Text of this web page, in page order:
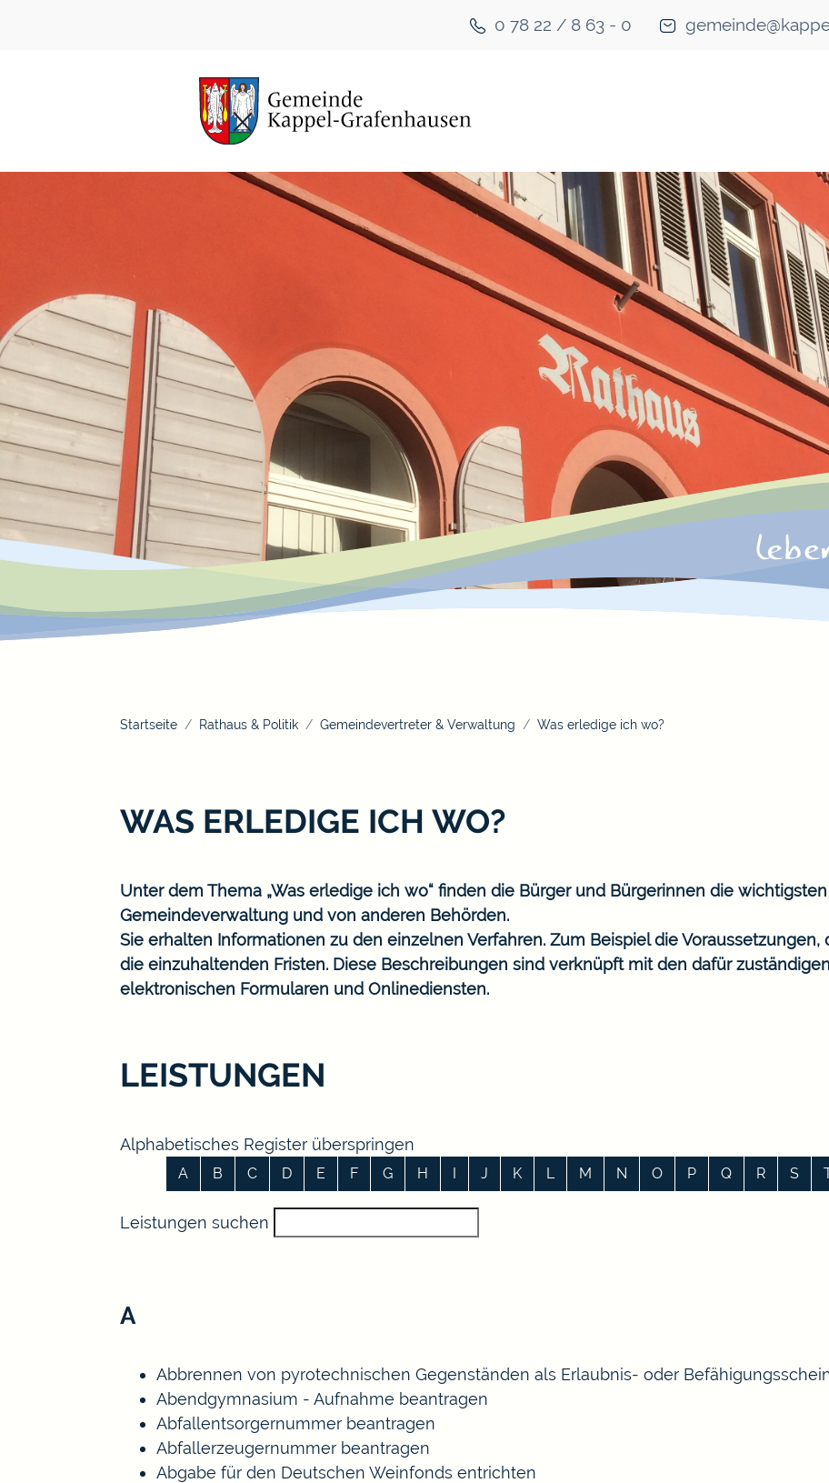
0 78 22 / 8 63 - 0
Startseite Rathaus & Politik Gemeindevertreter & Verwaltung Was erledige ich wo?
WAS ERLEDIGE ICH WO?
Unter dem Thema „Was erledige ich wo“ finden die Bürger und Bürgerinnen die
Gemeindeverwaltung und von anderen Behörden.
Sie erhalten Informationen zu den einzelnen Verfahren. Zum Beispiel die
die einzuhaltenden Fristen. Diese Beschreibungen sind verknüpft mit den dafür
elektronischen Formularen und Onlinediensten.
LEISTUNGEN
Alphabetisches Register überspringen
A B C D E F G H I J K L M N O P Q R S
Leistungen suchen
A
Abbrennen von pyrotechnischen Gegenständen als Erlaubnis- oder
Abendgymnasium - Aufnahme beantragen
Abfallentsorgernummer beantragen
Abfallerzeugernummer beantragen
Abgabe für den Deutschen Weinfonds entrichten